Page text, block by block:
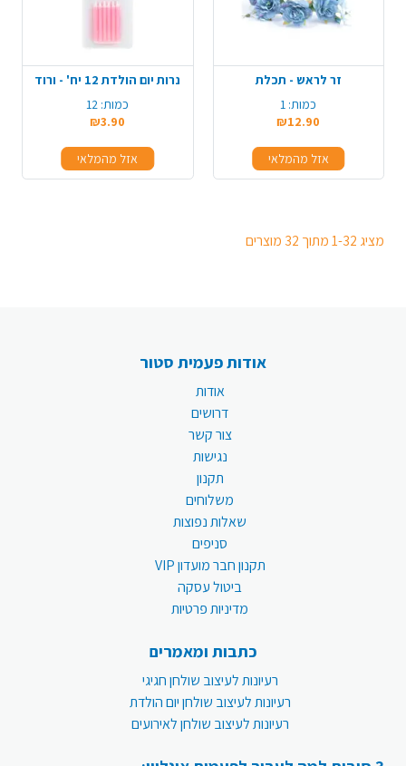
זר לראש - תכלת
כמות: 1
₪12.90
אזל מהמלאי
נרות יום הולדת 12 יח' - ורוד
כמות: 12
₪3.90
אזל מהמלאי
מציג 1-32 מתוך 32 מוצרים
אודות פעמית סטור
אודות
דרושים
צור קשר
נגישות
תקנון
משלוחים
שאלות נפוצות
סניפים
תקנון חבר מועדון VIP
ביטול עסקה
מדיניות פרטיות
כתבות ומאמרים
רעיונות לעיצוב שולחן חגיגי
רעיונות לעיצוב שולחן יום הולדת
רעיונות לעיצוב שולחן לאירועים